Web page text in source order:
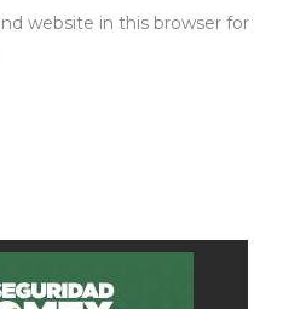
website in this browser for